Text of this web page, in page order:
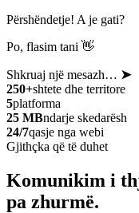
Përshëndetje! A je gati?
Po, flasim tani 👋
Shkruaj një mesazh… ➤
250+shtete dhe territore
5platforma
25 MBndarje skedarësh
24/7qasje nga webi
Gjithçka që të duhet
Komunikim i
pa zhurmë.